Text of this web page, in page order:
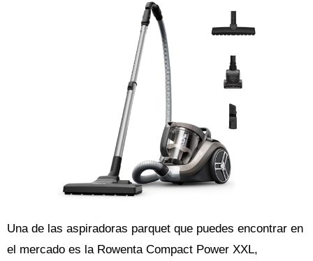
Una de las aspiradoras parquet que puedes encontrar en
el mercado es la Rowenta Compact Power XXL,